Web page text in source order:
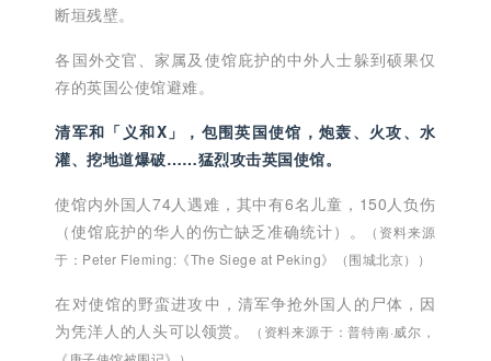
断垣残壁。
各国外交官、家属及使馆庇护的中外人士躲到硕果仅
存的英国公使馆避难。
清军和「义和X」，包围英国使馆，炮轰、火攻、水
灌、挖地道爆破……猛烈攻击英国使馆。
使馆内外国人74人遇难，其中有6名儿童，150人负伤
（使馆庇护的华人的伤亡缺乏准确统计）。
（资料来源
于：Peter Fleming:《The Siege at Peking》（围城北京））
在对使馆的野蛮进攻中，清军争抢外国人的尸体，因
为凭洋人的人头可以领赏。
（资料来源于：普特南·威尔，